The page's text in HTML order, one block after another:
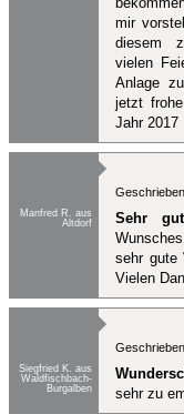
mir
diesem
vielen
Anlage
jetzt
Jahr 2017
Manfred R. aus
Altdorf
Sehr
sehr gute
Vielen
Siegfried K. aus
Waldfischbach-
Burgalben
sehr zu